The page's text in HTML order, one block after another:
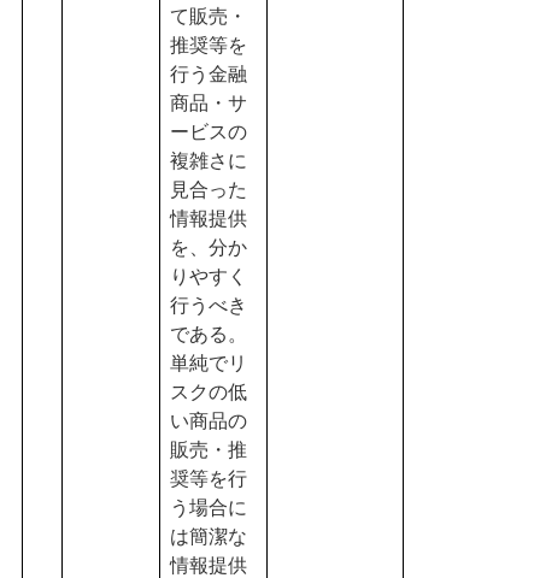
て販売・
推奨等を
行う金融
商品・サ
ービスの
複雑さに
見合った
情報提供
を、分か
りやすく
行うべき
である。
単純でリ
スクの低
い商品の
販売・推
奨等を行
う場合に
は簡潔な
情報提供